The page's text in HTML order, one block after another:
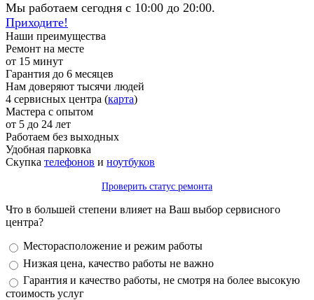
Мы работаем сегодня с 10:00 до 20:00.
Приходите!
Наши преимущества
Ремонт на месте
от 15 минут
Гарантия до 6 месяцев
Нам доверяют тысячи людей
4 сервисных центра (карта)
Мастера с опытом
от 5 до 24 лет
Работаем без выходных
Удобная парковка
Скупка телефонов и ноутбуков
Проверить статус ремонта
Что в большей степени влияет на Ваш выбор сервисного
центра?
Варианты
Месторасположение и режим работы
Низкая цена, качество работы не важно
Гарантия и качество работы, не смотря на более высокую
стоимость услуг